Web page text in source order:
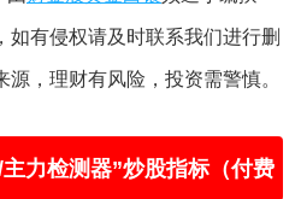
如有侵权请及时联系我们进行删
，理财有风险，投资需警慎。
力检测器”炒股指标（付费